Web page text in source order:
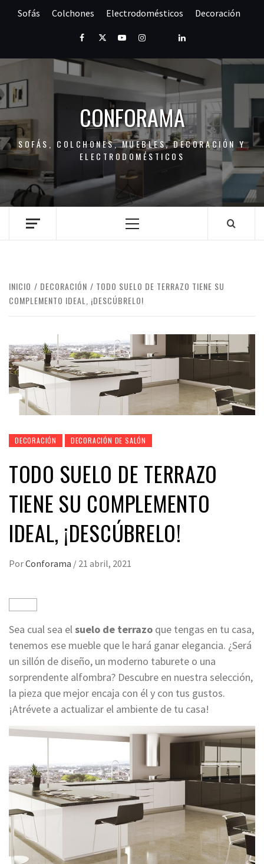
Sofás Colchones Electrodomésticos Decoración
FacebookTwitterYoutubeInstagramPinterestLinkedIn
CONFORAMA
SOFÁS, COLCHONES, MUEBLES, DECORACIÓN Y
ELECTRODOMÉSTICOS
Menú
INICIO DECORACIÓN
TODO SUELO DE TERRAZO TIENE SU
COMPLEMENTO IDEAL, ¡DESCÚBRELO!
DECORACIÓN DECORACIÓN DE SALÓN
TODO SUELO DE TERRAZO
TIENE SU COMPLEMENTO
IDEAL, ¡DESCÚBRELO!
PorConforama / 21 abril, 2021
Sea cual sea elsuelo de terrazo que tengas en tu casa,
tenemos ese mueble que le hará ganar elegancia. ¿Será
un sillón de diseño, un moderno taburete o una
sorprendente alfombra? Descubre en nuestra selección,
la pieza que mejor encaja con él y con tus gustos.
¡Atrévete a actualizar el ambiente de tu casa!